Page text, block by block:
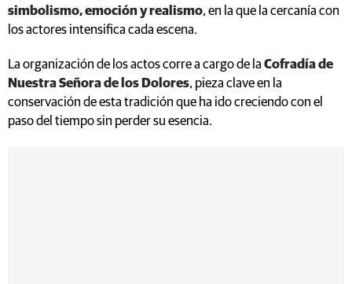
simbolismo, emoción y realismo, en la que la cercanía con
los actores intensifica cada escena.
La organización de los actos corre a cargo de la Cofradía de
Nuestra Señora de los Dolores, pieza clave en la
conservación de esta tradición que ha ido creciendo con el
paso del tiempo sin perder su esencia.